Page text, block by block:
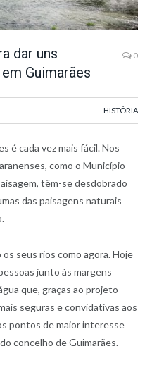
dar uns
Guimarães
0
HISTÓRIA
é cada vez mais fácil. Nos
como o Município
têm-se desdobrado
das paisagens naturais
seus rios como agora. Hoje
junto às margens
que, graças ao projeto
seguras e convidativas aos
pontos de maior interesse
concelho de Guimarães.